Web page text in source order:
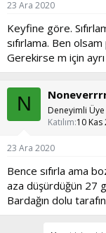
23 Ara 2020
Keyfine göre.
sıfırlama. Ben
Gerekirse m için
N
Deneyimli Üye
Katılım 10 Kas
23 Ara 2020
Bence sıfırla ama
aza düşürdüğün 27
Bardağın dolu